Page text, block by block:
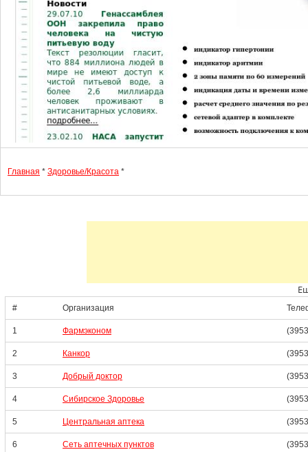
Главная * Здоровье/Красота *
# Организация
1 Фармэконом
2 Канкор
3 Добрый доктор
4 Сибирское Здоровье
5 Центральная аптека
6 Сеть аптечных пунктов